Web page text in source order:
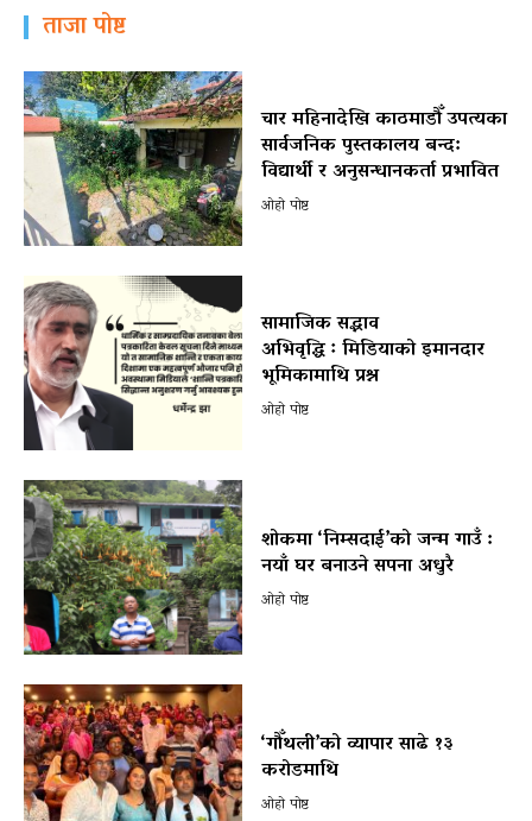
ताजा पोष्ट
चार महिनादेखि काठमाडौँ उपत्यका
सार्वजनिक पुस्तकालय बन्द:
विद्यार्थी र अनुसन्धानकर्ता प्रभावित
ओहो पोष्ट
सामाजिक सद्भाव
अभिवृद्धि ः मिडियाको इमानदार
भूमिकामाथि प्रश्न
ओहो पोष्ट
शोकमा ‘निम्सदाई’को जन्म गाउँ :
नयाँ घर बनाउने सपना अधुरै
ओहो पोष्ट
‘गौँथली’को व्यापार साढे १३
करोडमाथि
ओहो पोष्ट